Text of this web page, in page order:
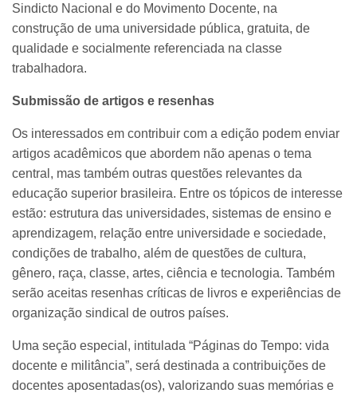
Sindicto Nacional e do Movimento Docente, na
construção de uma universidade pública, gratuita, de
qualidade e socialmente referenciada na classe
trabalhadora.
Submissão de artigos e resenhas
Os interessados em contribuir com a edição podem enviar
artigos acadêmicos que abordem não apenas o tema
central, mas também outras questões relevantes da
educação superior brasileira. Entre os tópicos de interesse
estão: estrutura das universidades, sistemas de ensino e
aprendizagem, relação entre universidade e sociedade,
condições de trabalho, além de questões de cultura,
gênero, raça, classe, artes, ciência e tecnologia. Também
serão aceitas resenhas críticas de livros e experiências de
organização sindical de outros países.
Uma seção especial, intitulada “Páginas do Tempo: vida
docente e militância”, será destinada a contribuições de
docentes aposentadas(os), valorizando suas memórias e